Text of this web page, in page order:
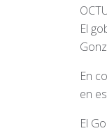
El
En
en
El